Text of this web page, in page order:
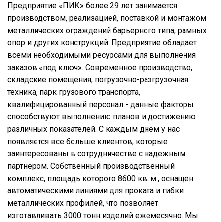
Предприятие «ПИК» более 29 лет занимается
производством, реализацией, поставкой и монтажом
металлических ограждений барьерного типа, рамных
опор и других конструкций. Предприятие обладает
всеми необходимыми ресурсами для выполнения
заказов «под ключ». Современное производство,
складские помещения, погрузочно-разгрузочная
техника, парк грузового транспорта,
квалифицированный персонал - данные факторы
способствуют выполнению планов и достижению
различных показателей. С каждым днем у нас
появляется все больше клиентов, которые
заинтересованы в сотрудничестве с надежным
партнером. Собственный производственный
комплекс, площадь которого 8600 кв. м., оснащен
автоматическими линиями для проката и гибки
металлических профилей, что позволяет
изготавливать 3000 тонн изделий ежемесячно. Мы